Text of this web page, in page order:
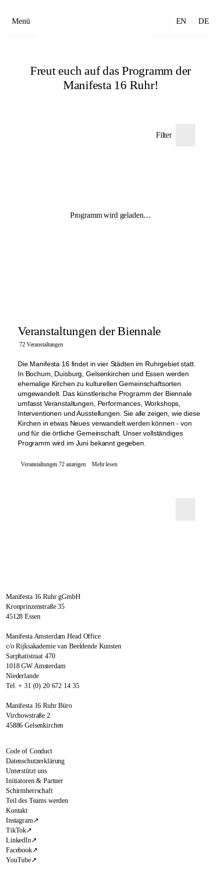
Menü EN DE
Freut euch auf das Programm der
Manifesta 16 Ruhr!
Filter
Programm wird geladen…
Veranstaltungen der Biennale
72 Veranstaltungen
Die Manifesta 16 findet in vier Städten im Ruhrgebiet statt.
In Bochum, Duisburg, Gelsenkirchen und Essen werden
ehemalige Kirchen zu kulturellen Gemeinschaftsorten
umgewandelt. Das künstlerische Programm der Biennale
umfasst Veranstaltungen, Performances, Workshops,
Interventionen und Ausstellungen. Sie alle zeigen, wie diese
Kirchen in etwas Neues verwandelt werden können - von
und für die örtliche Gemeinschaft. Unser vollständiges
Programm wird im Juni bekannt gegeben.
Veranstaltungen 72 anzeigen Mehr lesen
Manifesta 16 Ruhr gGmbH
Kronprinzenstraße 35
45128 Essen
Manifesta Amsterdam Head Office
c/o Rijksakademie van Beeldende Kunsten
Sarphatistraat 470
1018 GW Amsterdam
Niederlande
Tel. + 31 (0) 20 672 14 35
Manifesta 16 Ruhr Büro
Virchowstraße 2
45886 Gelsenkirchen
Code of Conduct
Datenschutzerklärung
Unterstützt uns
Initiatoren & Partner
Schirmherrschaft
Teil des Teams werden
Kontakt
Instagram↗
TikTok↗
LinkedIn↗
Facebook↗
YouTube↗